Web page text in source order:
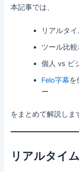
本記事では、
リアルタ
ツール比較
個人 vs ビ
Felo字幕を
ー
をまとめて解説しま
リアルタイ